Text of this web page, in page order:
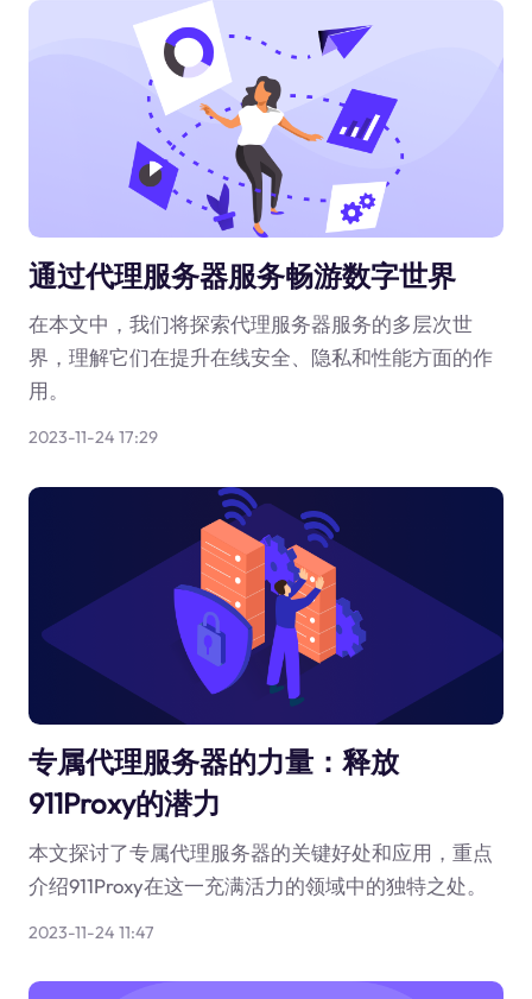
通过代理服务器服务畅游数字世界
在本文中，我们将探索代理服务器服务的多层次世
界，理解它们在提升在线安全、隐私和性能方面的作
用。
2023-11-24 17:29
专属代理服务器的力量：释放
911Proxy的潜力
本文探讨了专属代理服务器的关键好处和应用，重点
介绍911Proxy在这一充满活力的领域中的独特之处。
2023-11-24 11:47